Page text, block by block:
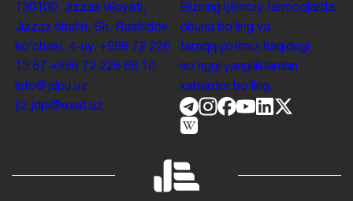
130100. Jizzax viloyati,
Jizzax shahri, Sh. Rashidov
koʻchasi, 4-uy. +998 72 226
13 57 +998 72 226 68 10
info@jdpu.uz
jiz.jdpi@exat.uz
Bizning ijtimoiy tarmoqlarda
obuna boʻling va
taraqqiyotimiz haqidagi
soʻnggi yangiliklardan
xabardor boʻling.